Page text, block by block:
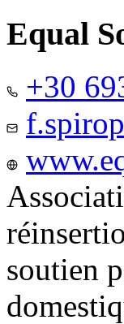
Equal
+30
soutien